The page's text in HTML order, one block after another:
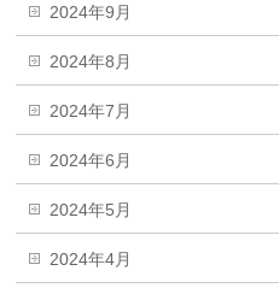
2024年9月
2024年8月
2024年7月
2024年6月
2024年5月
2024年4月